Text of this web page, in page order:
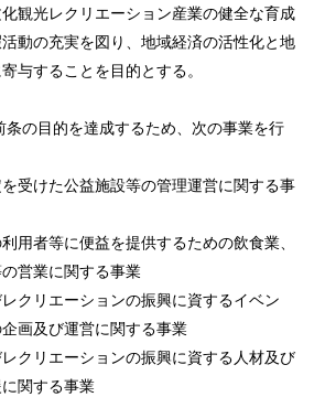
観光レクリエーション産業の健全な育成
動の充実を図り、地域経済の活性化と地
与することを目的とする。
の目的を達成するため、次の事業を行
を受けた公益施設等の管理運営に関する事
用者等に便益を提供するための飲食業、
営業に関する事業
レクリエーションの振興に資するイベン
画及び運営に関する事業
レクリエーションの振興に資する人材及び
関する事業